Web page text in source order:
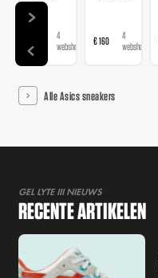
4
webshops
€ 160
4
webshops
Alle Asics sneakers
GEL LYTE III NIEUWS
RECENTE ARTIKELEN